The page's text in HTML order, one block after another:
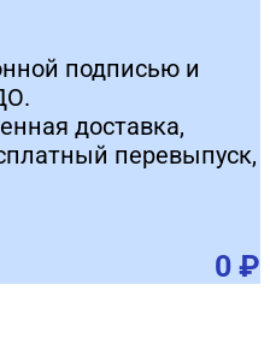
подписью и
доставка,
перевыпуск,
0 ₽